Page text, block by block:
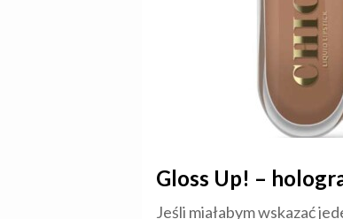
Gloss Up! –
Jeśli miałabym wskazać